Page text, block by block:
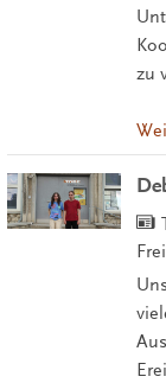
zu